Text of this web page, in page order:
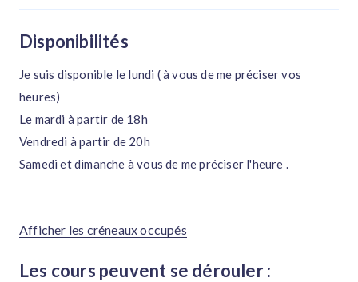
Disponibilités
Je suis disponible le lundi ( à vous de me préciser vos
heures)
Le mardi à partir de 18h
Vendredi à partir de 20h
Samedi et dimanche à vous de me préciser l'heure .
Afficher les créneaux occupés
Les cours peuvent se dérouler :